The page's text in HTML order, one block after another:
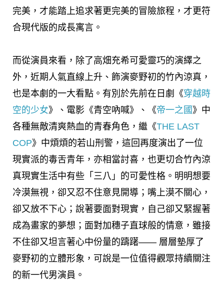
完美，才能踏上追求著更完美的冒險旅程，才更符
合現代版的成長寓言。
而從演員來看，除了高畑充希可愛靈巧的演繹之
外，近期人氣直線上升、飾演麥野初的竹內涼真，
也是本劇的一大看點。有別於先前在日劇《穿越時
空的少女》、電影《青空吶喊》、《帝一之國 》中
各種無敵清爽熱血的青春角色，繼《THE LAST
COP》中煩煩的若山刑警，這回再度演出了一位
現實派的毒舌青年，亦相當討喜，也更切合竹內涼
真現實生活中有些「三八」的可愛性格。明明想要
冷漠無視，卻又忍不住意見開導；嘴上漠不關心，
卻又放不下心；說著要面對現實，自己卻又緊握著
成為畫家的夢想；面對加穗子直球般的情意，雖接
不住卻又坦言著心中份量的躊躇—— 層層墊厚了
麥野初的立體形象，可說是一位值得觀眾持續關注
的新一代男演員。